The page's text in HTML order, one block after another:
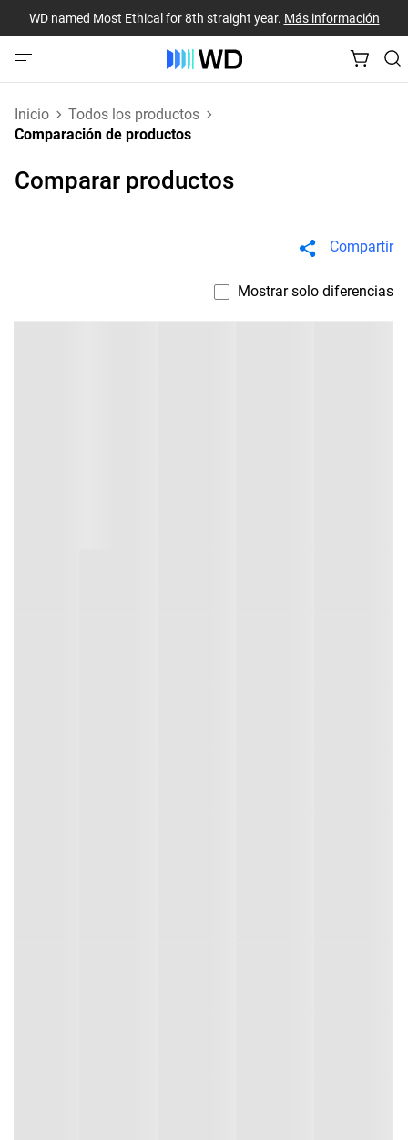
WD named Most Ethical for 8th straight year. Más información
Inicio
Todos los productos
Comparación de productos
Comparar productos
Compartir
Mostrar solo diferencias